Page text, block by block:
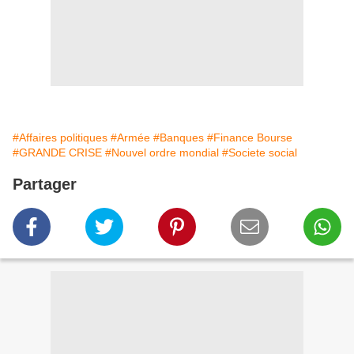
#Affaires politiques #Armée #Banques #Finance Bourse
#GRANDE CRISE #Nouvel ordre mondial #Societe social
Partager